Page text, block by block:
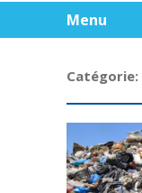
Menu
Catégorie: